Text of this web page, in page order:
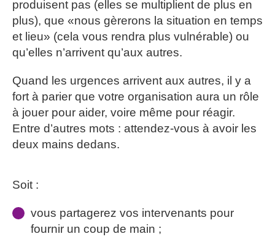
produisent pas (elles se multiplient de plus en
plus), que «nous gèrerons la situation en temps
et lieu» (cela vous rendra plus vulnérable) ou
qu’elles n’arrivent qu’aux autres.
Quand les urgences arrivent aux autres, il y a
fort à parier que votre organisation aura un rôle
à jouer pour aider, voire même pour réagir.
Entre d’autres mots : attendez-vous à avoir les
deux mains dedans.
Soit :
vous partagerez vos intervenants pour
fournir un coup de main ;